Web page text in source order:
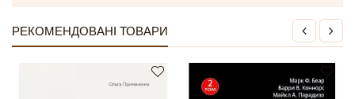
РЕКОМЕНДОВАНІ ТОВАРИ